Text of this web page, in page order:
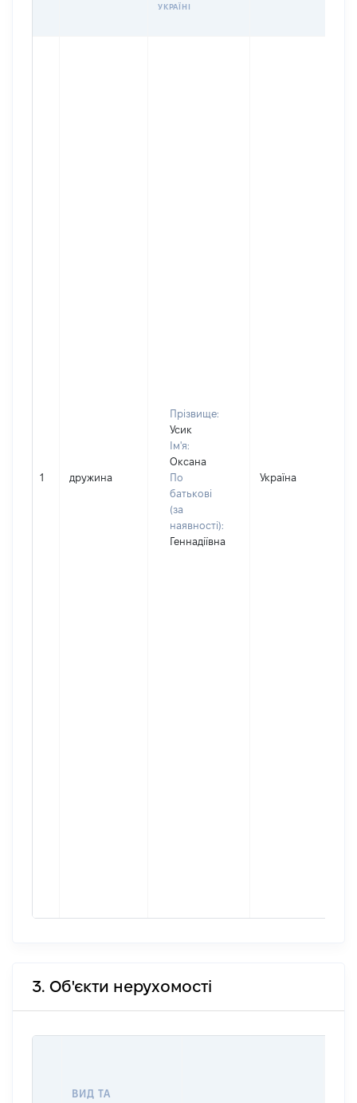
УКРАЇНІ
1 дружина
Прізвище:
Усик
Ім'я:
Оксана
По
батькові
(за
наявності):
Геннадіївна
Україна
3. Об'єкти нерухомості
ВИД ТА